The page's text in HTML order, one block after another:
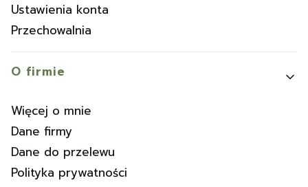
Ustawienia konta
Przechowalnia
O firmie
Więcej o mnie
Dane firmy
Dane do przelewu
Polityka prywatności